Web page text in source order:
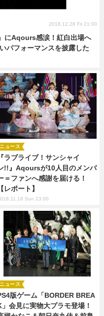
にAqours感涙！紅白出場へ
パフォーマンスを披露した
2018.12.28 Fri 21:00
『ラブライブ！サンシャイ
!!』Aqoursが10人目のメンバ
＝ファンへ感謝を届ける！
【レポート】
ニュース
Sun 23:00
版ゲーム「BORDER BREA
」会見に実物大プラモ登場！
ニュース